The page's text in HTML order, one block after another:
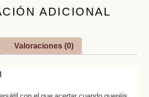
ADICIONAL
Valoraciones (0)